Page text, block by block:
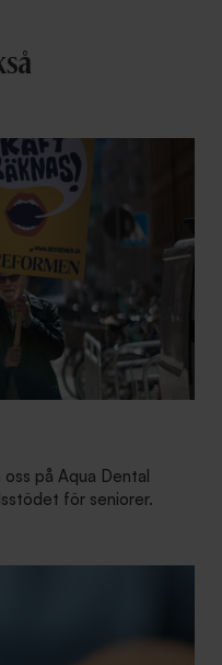
på Aqua Dental
för seniorer.